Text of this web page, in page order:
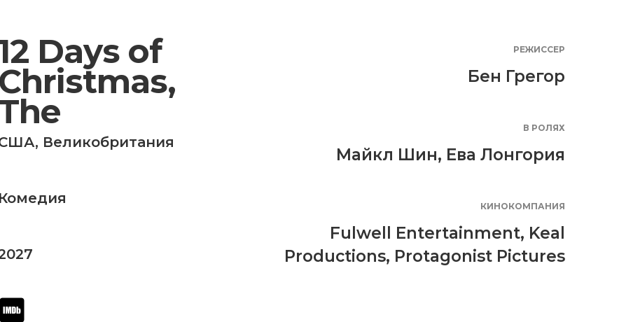
Days of
Christmas,
, Великобритания
Комедия
РЕЖИССЕР
Бен Грегор
В РОЛЯХ
Майкл Шин, Ева Лонгория
КИНОКОМПАНИЯ
Fulwell Entertainment, Keal
Productions, Protagonist Pictures